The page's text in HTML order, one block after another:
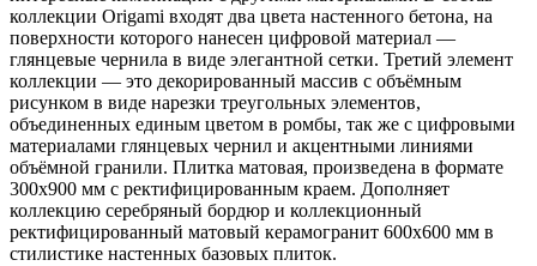
коллекции Origami входят два цвета настенного бетона, на
поверхности которого нанесен цифровой материал —
глянцевые чернила в виде элегантной сетки. Третий элемент
коллекции — это декорированный массив с объёмным
рисунком в виде нарезки треугольных элементов,
объединенных единым цветом в ромбы, так же с цифровыми
материалами глянцевых чернил и акцентными линиями
объёмной гранили. Плитка матовая, произведена в формате
300х900 мм с ректифицированным краем. Дополняет
коллекцию серебряный бордюр и коллекционный
ректифицированный матовый керамогранит 600х600 мм в
стилистике настенных базовых плиток.